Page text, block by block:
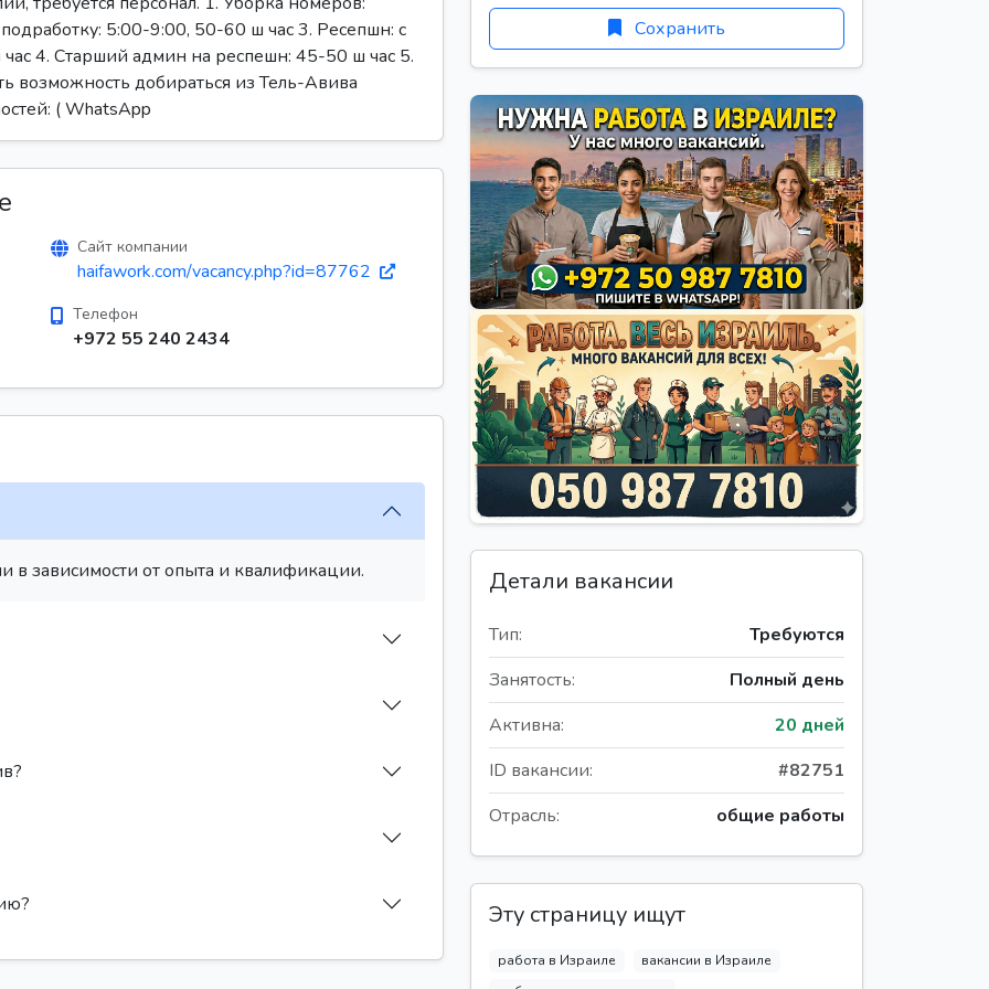
5:00-9:00, 50-60 ш час 3. Ресепшн: с
4. Старший админ на респешн: 45-50 ш час 5.
возможность добираться из Тель-Авива
( WhatsApp
Сайт компании
haifawork.com/vacancy.php?id=87762
Телефон
+972 55 240 2434
в зависимости от опыта и квалификации.
Сохранить
Детали вакансии
Тип:
Требуются
Занятость:
Полный день
Активна:
20 дней
ID вакансии:
#82751
Отрасль:
общие работы
Эту страницу ищут
работа в Израиле
вакансии в Израиле